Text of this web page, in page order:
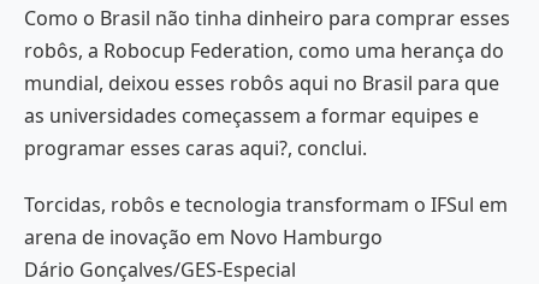
Como o Brasil não tinha dinheiro para comprar esses
robôs, a Robocup Federation, como uma herança do
mundial, deixou esses robôs aqui no Brasil para que
as universidades começassem a formar equipes e
programar esses caras aqui?, conclui.
Torcidas, robôs e tecnologia transformam o IFSul em
arena de inovação em Novo Hamburgo
Dário Gonçalves/GES-Especial